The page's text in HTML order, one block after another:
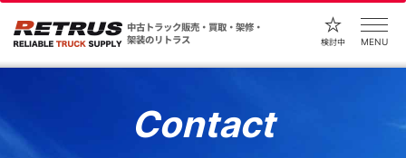
中古トラック販売・買取・架修・
架装のリトラス
検討中 MENU
Contact